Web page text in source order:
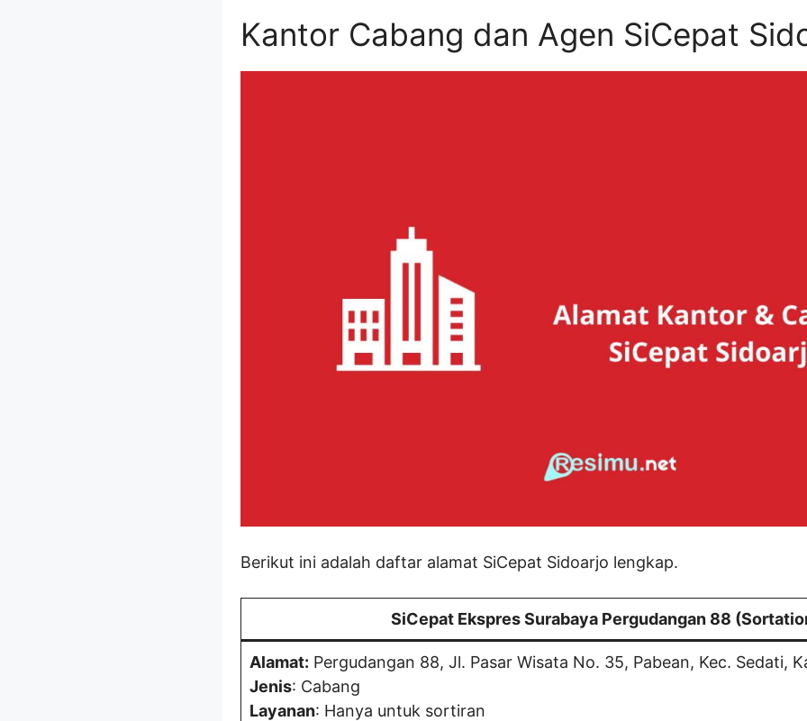
Kantor Cabang dan Agen SiCepat
Berikut ini adalah daftar alamat SiCepat Sidoarjo lengkap.
SiCepat Ekspres Surabaya Pergudangan 88
Alamat: Pergudangan 88, Jl. Pasar Wisata No. 35, Pabean, Kec. Sedati,
Jenis: Cabang
Layanan: Hanya untuk sortiran